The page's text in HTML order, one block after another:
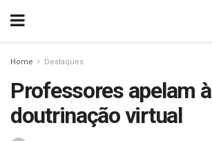
Home Destaques
Professores apelam à
doutrinação virtual